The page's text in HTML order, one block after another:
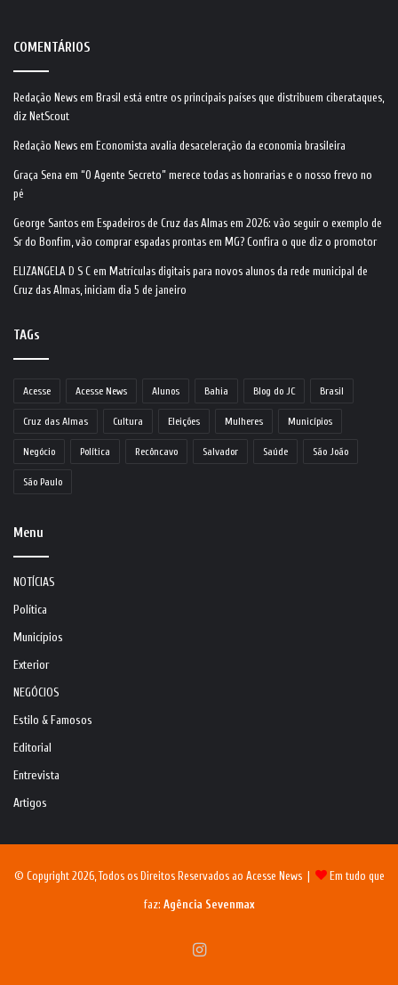
COMENTÁRIOS
Redação News em Brasil está entre os principais países que distribuem ciberataques,
diz NetScout
Redação News em Economista avalia desaceleração da economia brasileira
Graça Sena em “O Agente Secreto” merece todas as honrarias e o nosso frevo no
pé
George Santos em Espadeiros de Cruz das Almas em 2026: vão seguir o exemplo de
Sr do Bonfim, vão comprar espadas prontas em MG? Confira o que diz o promotor
ELIZANGELA D S C em Matrículas digitais para novos alunos da rede municipal de
Cruz das Almas, iniciam dia 5 de janeiro
TAGs
Acesse Acesse News Alunos Bahia Blog do JC Brasil
Cruz das Almas Cultura Eleições Mulheres Municípios
Negócio Política Recôncavo Salvador Saúde São João
São Paulo
Menu
NOTÍCIAS
Política
Municípios
Exterior
NEGÓCIOS
Estilo & Famosos
Editorial
Entrevista
Artigos
© Copyright 2026, Todos os Direitos Reservados ao Acesse News | Em tudo que
faz: Agência Sevenmax
Instagram